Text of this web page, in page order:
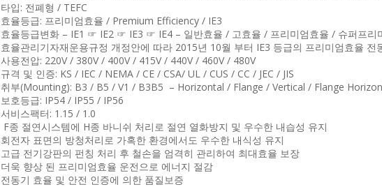
타입: 전폐형 / TEFC
효율등급: 프리미엄효율 / Premium Efficiency / IE3
효율등급변화 – IE1 ☞ IE2 ☞ IE3 ☞ IE4 – 일반효율 / 고효율 / 프리미엄효율 / 슈퍼프리
효율관리기자재운용규정 개정안에 따라 2015년 10월 부터 IE3 등급의 프리미엄효율 전
사용전압: 220V / 380V / 400V / 415V / 440V / 460V / 480V
규격 및 인증: KS / IEC / NEMA / CE / CSA/ UL / CUS / CC / JEC / JIS
취부(Mounting): B3 / B5 / V1 / B3B5 – Horizontal / Flange / Vertical / Flange
보호등급: IP54 / IP55 / IP56
서비스팩터: 1.15 / 1.0
F종 절연시스템에 H종 바니쉬 처리로 절연 열화방지 및 우수한 내습성 유지
회전자 표면의 방청처리로 가혹한 환경에서도 우수한 내식성 유지
고급 전기강판의 펀칭 처리 후 철손을 엄격히 관리하여 최대효율 보장
더욱 향상 된 프리미엄효율 운전으로 에너지 절감
전동기 효율 및 안전 인증에 의한 품질보증